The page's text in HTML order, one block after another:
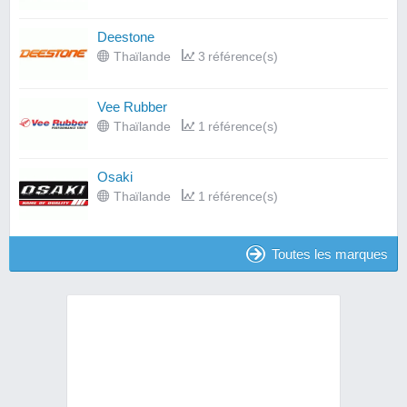
Deestone
Thaïlande 3 référence(s)
Vee Rubber
Thaïlande 1 référence(s)
Osaki
Thaïlande 1 référence(s)
Toutes les marques